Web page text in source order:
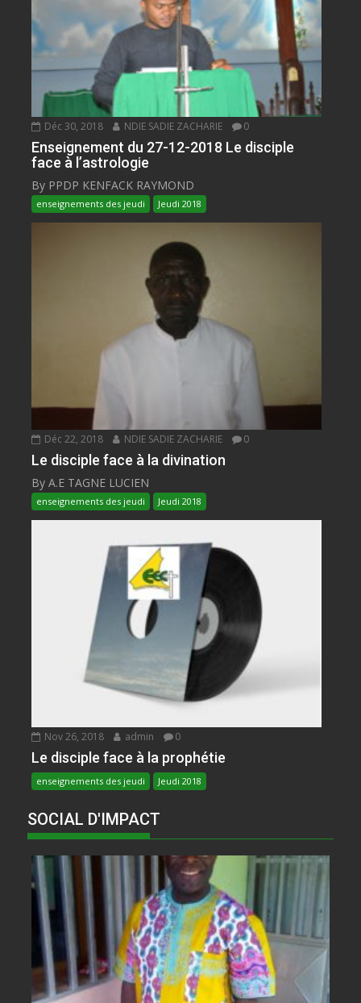
Déc 30, 2018 NDIE SADIE ZACHARIE 0
Enseignement du 27-12-2018 Le disciple
face à l’astrologie
By PPDP KENFACK RAYMOND
enseignements des jeudi Jeudi 2018
Déc 22, 2018 NDIE SADIE ZACHARIE 0
Le disciple face à la divination
By A.E TAGNE LUCIEN
enseignements des jeudi Jeudi 2018
Nov 26, 2018 admin 0
Le disciple face à la prophétie
enseignements des jeudi Jeudi 2018
SOCIAL D'IMPACT